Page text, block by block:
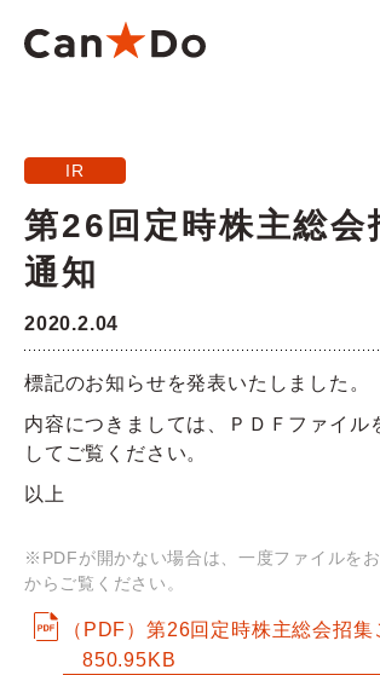
お知らせ
商品情報
公式通販
採用情報
お問い合わせ
IR
第26回定時株主総会
通知
2020.2.04
標記のお知らせを発表いたしました。
内容につきましては、ＰＤＦファイル
してご覧ください。
以上
※PDFが開かない場合は、一度ファイルを
からご覧ください。
（PDF）第26回定時株主総会招集
850.95KB